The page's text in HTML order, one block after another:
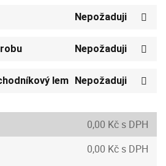
Nepožaduji
Nepožaduji
lem Nepožaduji
0,00 Kč s DPH
0,00 Kč s DPH